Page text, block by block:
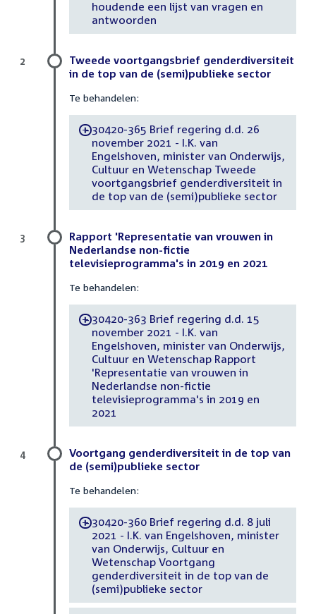
houdende een lijst van vragen en
antwoorden
Tweede voortgangsbrief genderdiversiteit
in de top van de (semi)publieke sector
Te behandelen:
-30420-365 Brief regering d.d. 26
november 2021 - I.K. van
Engelshoven, minister van Onderwijs,
Cultuur en Wetenschap Tweede
voortgangsbrief genderdiversiteit in
de top van de (semi)publieke sector
2
Rapport 'Representatie van vrouwen in
Nederlandse non-fictie
televisieprogramma's in 2019 en 2021
Te behandelen:
-30420-363 Brief regering d.d. 15
november 2021 - I.K. van
Engelshoven, minister van Onderwijs,
Cultuur en Wetenschap Rapport
'Representatie van vrouwen in
Nederlandse non-fictie
televisieprogramma's in 2019 en
2021
3
Voortgang genderdiversiteit in de top van
de (semi)publieke sector
Te behandelen:
-30420-360 Brief regering d.d. 8 juli
2021 - I.K. van Engelshoven, minister
van Onderwijs, Cultuur en
Wetenschap Voortgang
genderdiversiteit in de top van de
(semi)publieke sector
4